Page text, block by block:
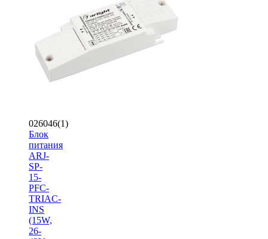
026046(1)
Блок
питания
ARJ-
SP-
15-
PFC-
TRIAC-
INS
(15W,
26-